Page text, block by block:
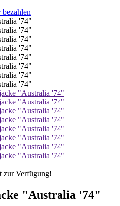
zur Verfügung!
"Australia '74"